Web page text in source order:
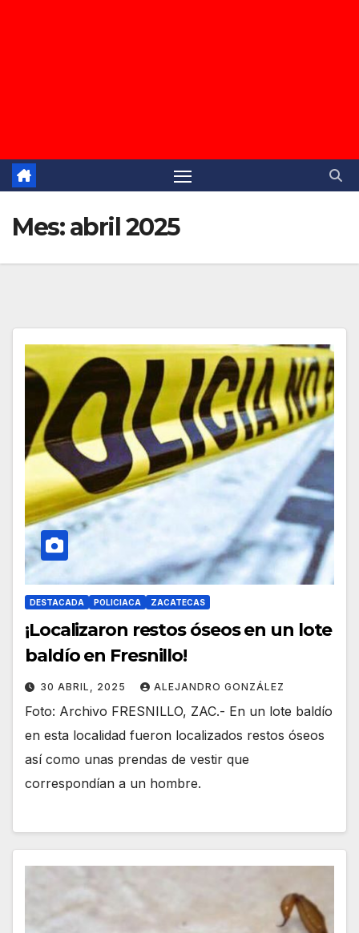
Mes:abril 2025
DESTACADA POLICIACA ZACATECAS
¡Localizaron restos óseos en un lote
baldío en Fresnillo!
30 ABRIL, 2025 ALEJANDRO GONZÁLEZ
Foto: Archivo FRESNILLO, ZAC.- En un lote baldío
en esta localidad fueron localizados restos óseos
así como unas prendas de vestir que
correspondían a un hombre.